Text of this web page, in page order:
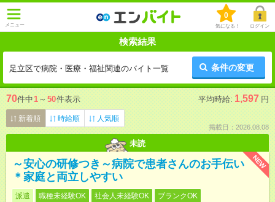
メニュー
0
気になる！ ログイン
検索結果
足立区で病院・医療・福祉関連のバイト一覧 条件の変更
70件中1 ～ 50件表示 平均時給: 1,597 円
新着順 時給順 人気順
掲載日：2026.08.08
未読
NEW
～安心の研修つき～病院で患者さんのお手伝い
＊家庭と両立しやすい
派遣 職種未経験OK 社会人未経験OK
ブランクOK